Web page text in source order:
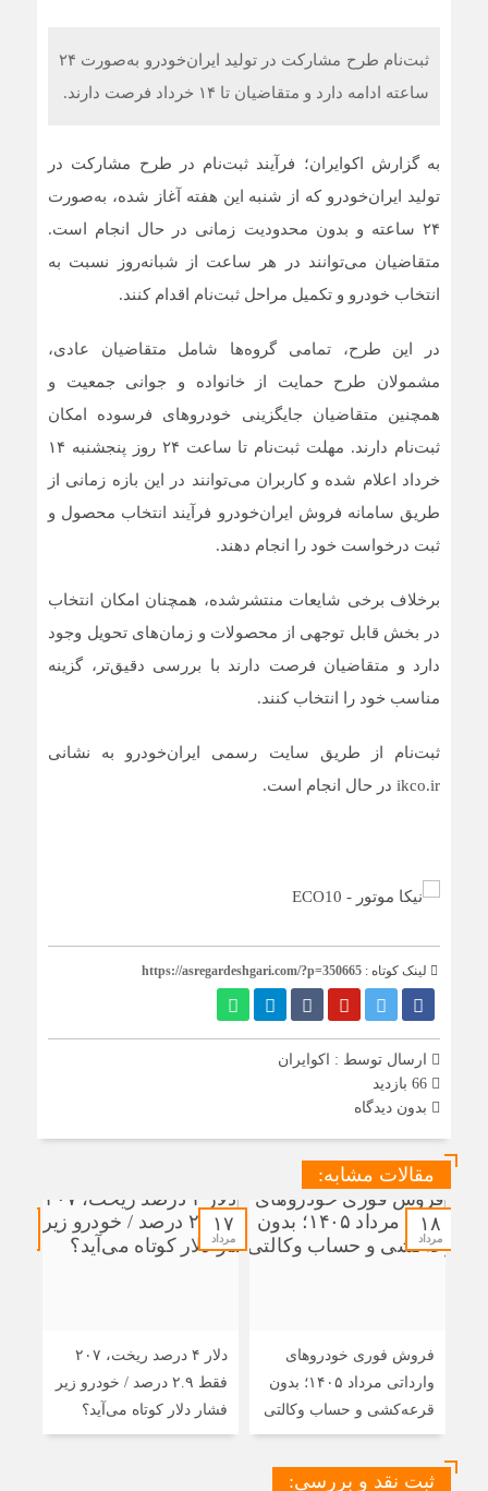
ثبت‌نام طرح مشارکت در تولید ایران‌خودرو به‌صورت ۲۴
ساعته ادامه دارد و متقاضیان تا ۱۴ خرداد فرصت دارند.
به گزارش اکوایران؛ فرآیند ثبت‌نام در طرح مشارکت در
تولید ایران‌خودرو که از شنبه این هفته آغاز شده، به‌صورت
۲۴ ساعته و بدون محدودیت زمانی در حال انجام است.
متقاضیان می‌توانند در هر ساعت از شبانه‌روز نسبت به
انتخاب خودرو و تکمیل مراحل ثبت‌نام اقدام کنند.
در این طرح، تمامی گروه‌ها شامل متقاضیان عادی،
مشمولان طرح حمایت از خانواده و جوانی جمعیت و
همچنین متقاضیان جایگزینی خودروهای فرسوده امکان
ثبت‌نام دارند. مهلت ثبت‌نام تا ساعت ۲۴ روز پنجشنبه ۱۴
خرداد اعلام شده و کاربران می‌توانند در این بازه زمانی از
طریق سامانه فروش ایران‌خودرو فرآیند انتخاب محصول و
ثبت درخواست خود را انجام دهند.
برخلاف برخی شایعات منتشرشده، همچنان امکان انتخاب
در بخش قابل توجهی از محصولات و زمان‌های تحویل وجود
دارد و متقاضیان فرصت دارند با بررسی دقیق‌تر، گزینه
مناسب خود را انتخاب کنند.
ثبت‌نام از طریق سایت رسمی ایران‌خودرو به نشانی
ikco.ir در حال انجام است.
لینک کوتاه : https://asregardeshgari.com/?p=350665
ارسال توسط : اکوایران
بدون دیدگاه
مقالات مشابه:
۱۸
مرداد
فروش فوری خودروهای
وارداتی مرداد ۱۴۰۵؛ بدون
قرعه‌کشی و حساب وکالتی
۱۷
مرداد
دلار ۴ درصد ریخت، ۲۰۷
فقط ۲.۹ درصد / خودرو زیر
فشار دلار کوتاه می‌آید؟
ثبت نقد و بررسی: